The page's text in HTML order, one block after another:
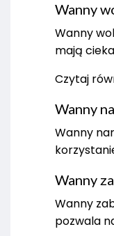
Wanny
Wanny
mają
Czytaj
Wanny
Wanny
Wanny
Wanny
pozwala